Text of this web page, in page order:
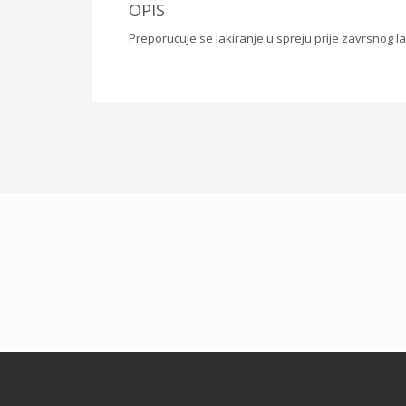
OPIS
Preporucuje se lakiranje u spreju prije zavrsnog